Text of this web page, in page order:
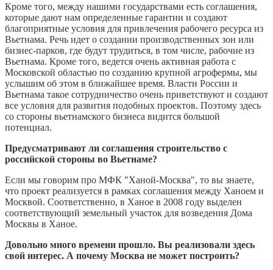
Кроме того, между нашими государствами есть соглашения,
которые дают нам определенные гарантии и создают
благоприятные условия для привлечения рабочего ресурса из
Вьетнама. Речь идет о создании производственных зон или
бизнес-парков, где будут трудиться, в том числе, рабочие из
Вьетнама. Кроме того, ведется очень активная работа с
Московской областью по созданию крупной агрофермы, мы
услышим об этом в ближайшее время. Власти России и
Вьетнама такое сотрудничество очень приветствуют и создают
все условия для развития подобных проектов. Поэтому здесь
со стороны вьетнамского бизнеса видится большой
потенциал.
Предусматривают ли соглашения строительство с
российской стороны во Вьетнаме?
Если мы говорим про МФК "Ханой-Москва", то вы знаете,
что проект реализуется в рамках соглашения между Ханоем и
Москвой. Соответственно, в Ханое в 2008 году выделен
соответствующий земельный участок для возведения Дома
Москвы в Ханое.
Довольно много времени прошло. Вы реализовали здесь
свой интерес. А почему Москва не может построить?